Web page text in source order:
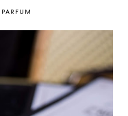
PARFUM